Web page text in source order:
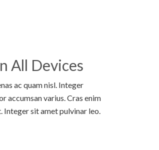
All Devices
ac quam nisl. Integer
accumsan varius. Cras enim
Integer sit amet pulvinar leo.